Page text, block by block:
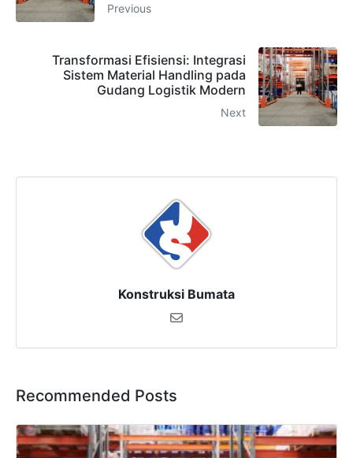
Previous
Transformasi Efisiensi: Integrasi
Sistem Material Handling pada
Gudang Logistik Modern
Next
Konstruksi Bumata
Recommended Posts